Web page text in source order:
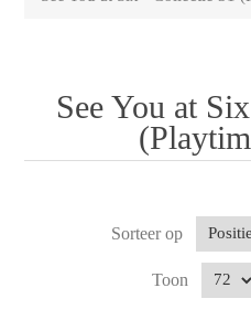
See You at
Sorteer op
Toon